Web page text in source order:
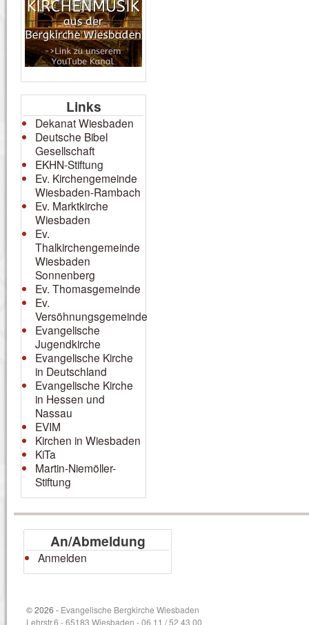
Links
Dekanat Wiesbaden
Deutsche Bibel
Gesellschaft
EKHN-Stiftung
Ev. Kirchengemeinde
Wiesbaden-Rambach
Ev. Marktkirche
Wiesbaden
Ev.
Thalkirchengemeinde
Wiesbaden
Sonnenberg
Ev. Thomasgemeinde
Ev.
Versöhnungsgemeinde
Evangelische
Jugendkirche
Evangelische Kirche
in Deutschland
Evangelische Kirche
in Hessen und
Nassau
EVIM
Kirchen in Wiesbaden
KiTa
Martin-Niemöller-
Stiftung
An/Abmeldung
Anmelden
© 2026 - Evangelische Bergkirche Wiesbaden
Lehrstr.6 - 65183 Wiesbaden - 06 11 / 52 43 00